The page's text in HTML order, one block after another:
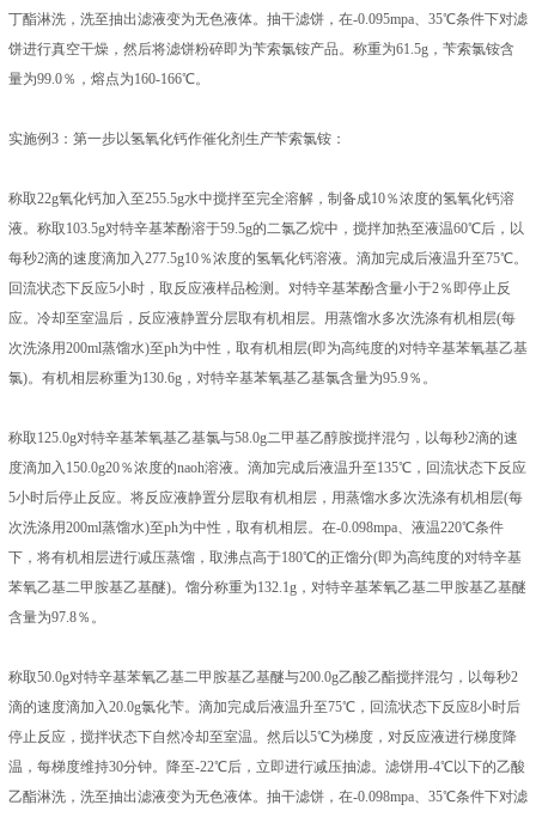
丁酯淋洗，洗至抽出滤液变为无色液体。抽干滤饼，在-0.095mpa、35℃条件下对滤
饼进行真空干燥，然后将滤饼粉碎即为苄索氯铵产品。称重为61.5g，苄索氯铵含
量为99.0％，熔点为160-166℃。
实施例3：第一步以氢氧化钙作催化剂生产苄索氯铵：
称取22g氧化钙加入至255.5g水中搅拌至完全溶解，制备成10％浓度的氢氧化钙溶
液。称取103.5g对特辛基苯酚溶于59.5g的二氯乙烷中，搅拌加热至液温60℃后，以
每秒2滴的速度滴加入277.5g10％浓度的氢氧化钙溶液。滴加完成后液温升至75℃。
回流状态下反应5小时，取反应液样品检测。对特辛基苯酚含量小于2％即停止反
应。冷却至室温后，反应液静置分层取有机相层。用蒸馏水多次洗涤有机相层(每
次洗涤用200ml蒸馏水)至ph为中性，取有机相层(即为高纯度的对特辛基苯氧基乙基
氯)。有机相层称重为130.6g，对特辛基苯氧基乙基氯含量为95.9％。
称取125.0g对特辛基苯氧基乙基氯与58.0g二甲基乙醇胺搅拌混匀，以每秒2滴的速
度滴加入150.0g20％浓度的naoh溶液。滴加完成后液温升至135℃，回流状态下反应
5小时后停止反应。将反应液静置分层取有机相层，用蒸馏水多次洗涤有机相层(每
次洗涤用200ml蒸馏水)至ph为中性，取有机相层。在-0.098mpa、液温220℃条件
下，将有机相层进行减压蒸馏，取沸点高于180℃的正馏分(即为高纯度的对特辛基
苯氧乙基二甲胺基乙基醚)。馏分称重为132.1g，对特辛基苯氧乙基二甲胺基乙基醚
含量为97.8％。
称取50.0g对特辛基苯氧乙基二甲胺基乙基醚与200.0g乙酸乙酯搅拌混匀，以每秒2
滴的速度滴加入20.0g氯化苄。滴加完成后液温升至75℃，回流状态下反应8小时后
停止反应，搅拌状态下自然冷却至室温。然后以5℃为梯度，对反应液进行梯度降
温，每梯度维持30分钟。降至-22℃后，立即进行减压抽滤。滤饼用-4℃以下的乙酸
乙酯淋洗，洗至抽出滤液变为无色液体。抽干滤饼，在-0.098mpa、35℃条件下对滤